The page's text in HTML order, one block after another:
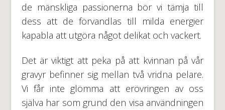
de mänskliga passionerna bör vi tämja till
dess att de förvandlas till milda energier
kapabla att utgöra något delikat och vackert.
Det är viktigt att peka på att kvinnan på vår
gravyr befinner sig mellan två vridna pelare.
Vi får inte glömma att erövringen av oss
själva har som grund den visa användningen